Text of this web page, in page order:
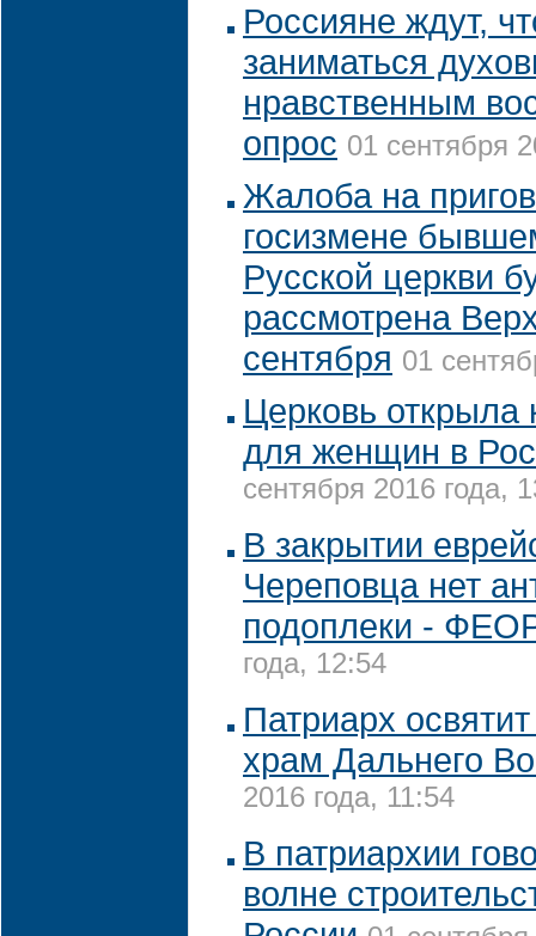
Россияне ждут,
заниматься
нравственным
опрос 01 сентября
Жалоба на
госизмене
Русской церкви
рассмотрена
сентября 01
Церковь открыла
для женщин в
сентября 2016 года,
В закрытии
Череповца нет
подоплеки -
года, 12:54
Патриарх
храм Дальнего
2016 года, 11:54
В патриархии
волне